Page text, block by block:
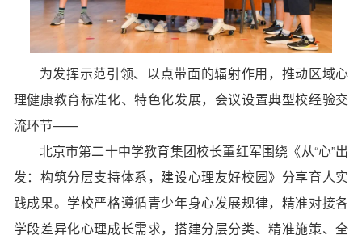
为发挥示范引领、以点带面的辐射作用，推动区域心
理健康教育标准化、特色化发展，会议设置典型校经验交
流环节——
北京市第二十中学教育集团校长董红军围绕《从“心”出
发：构筑分层支持体系，建设心理友好校园》分享育人实
践成果。学校严格遵循青少年身心发展规律，精准对接各
学段差异化心理成长需求，搭建分层分类、精准施策、全